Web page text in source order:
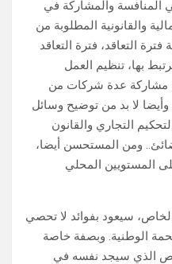
المنافسة والمشاركة في
والقانونية المطلوبة من
التعاقد، فترة التعاقد
بها، تنظيم العمل
مشاركة عدة شركات من
لا بد من توضيح وسائل
التجاري والقانون
ومن المستحسن أيضا،
المستويين المحلي
سيعود بفوائد لا تحصي
الوطنية. وبصفة خاصة
الذي سيجد نفسه في